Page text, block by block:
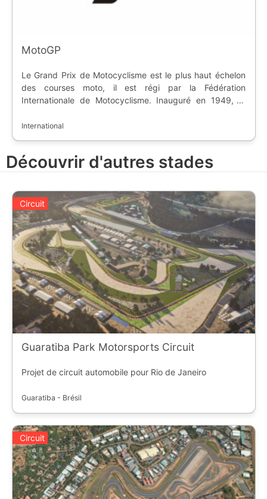
MotoGP
Le Grand Prix de Motocyclisme est le plus haut échelon
des courses moto, il est régi par la Fédération
Internationale de Motocyclisme. Inauguré en 1949, le
A chaque week-end, sauf exception, les deux catégories
International
Découvrir d'autres stades
Circuit
Guaratiba Park Motorsports Circuit
Projet de circuit automobile pour Rio de Janeiro
Guaratiba - Brésil
Circuit